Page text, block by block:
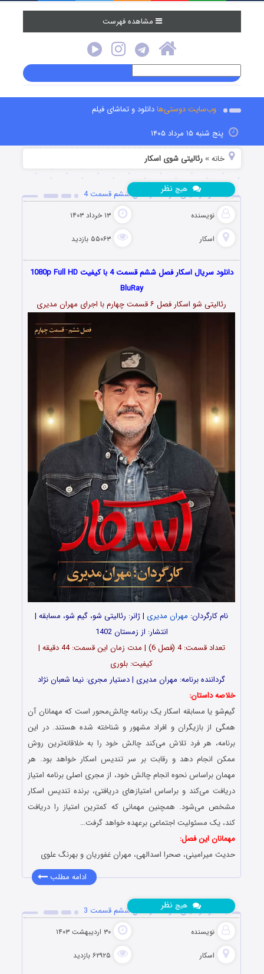
مشاهده فهرست
وب‌سایت دوستی‌هادانلود و تماشای فیلم
پنج شنبه ۱۵ مرداد ۱۴۰۵
خانه »رئالیتی شوی اسکار
دانلود رئالیتی شو اسکار فصل ششم قسمت 4
نویسنده ۱۳ خرداد ۱۴۰۳
اسکار ۵۵۰۶۳ بازدید
هیچ نظر
دانلود سریال اسکار فصل ششم قسمت 4 با کیفیت 1080p Full HD
BluRay
رئالیتی شو اسکار فصل ۶ قسمت چهارم با اجرای مهران مدیری
نام کارگردان: مهران مدیری | ژانر: رئالیتی شو، گیم شو، مسابقه |
انتشار: از زمستان 1402
تعداد قسمت‌: 4 (فصل 6) | مدت زمان این قسمت: 44 دقیقه |
کیفیت: بلوری
گرداننده برنامه: مهران مدیری | دستیار مجری: نیما شعبان نژاد
خلاصه داستان:
گیم‌شو یا مسابقه اسکار یک برنامه چالش‌محور است که مهمانان آن
همگی از بازیگران و افراد مشهور و شناخته‌ شده هستند. در این
برنامه، هر فرد تلاش می‌کند چالش خود را به خلاقانه‌ترین روش
ممکن انجام دهد و رقابت بر سر تندیس اسکار خواهد بود. هر
مهمان براساس نحوه انجام چالش خود، از مجری اصلی برنامه امتیاز
دریافت می‌کند و براساس امتیازهای دریافتی، برنده تندیس اسکار
مشخص می‌شود. همچنین مهمانی که کمترین امتیاز را دریافت
کند، یک مسئولیت اجتماعی برعهده خواهد گرفت…
مهمانان این فصل:
حدیث میرامینی، صحرا اسدالهی، مهران غفوریان و بهرنگ علوی
ادامه مطلب
دانلود رئالیتی شو اسکار فصل ششم قسمت 3
نویسنده ۳۰ اردیبهشت ۱۴۰۳
اسکار ۶۲۹۲۵ بازدید
هیچ نظر